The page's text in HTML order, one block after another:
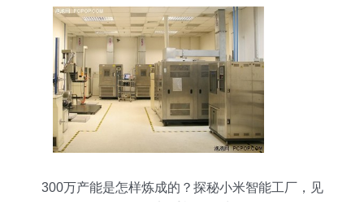
300万产能是怎样炼成的？探秘小米智能工厂，见